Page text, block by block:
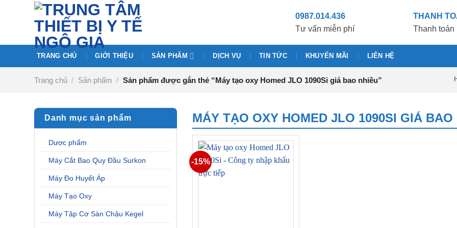
dung
0987.014.436
Tư vấn miễn phí
THANH
Thanh toán
TRANG CHỦ GIỚI THIỆU SẢN PHẨM DỊCH VỤ TIN TỨC KHUYẾN MÃI LIÊN HỆ
Trang chủ / Sản phẩm / Sản phẩm được gắn thẻ “Máy tạo oxy Homed JLO 1090Si giá bao nhiêu”
Danh mục sản phẩm
Dược phẩm
Máy Cắt Bao Quy Đầu Surkon
Máy Đo Huyết Áp
Máy Tạo Oxy
Máy Tập Cơ Sàn Chậu Kegel
MÁY TẠO OXY HOMED JLO 1090SI GIÁ BAO
-15%